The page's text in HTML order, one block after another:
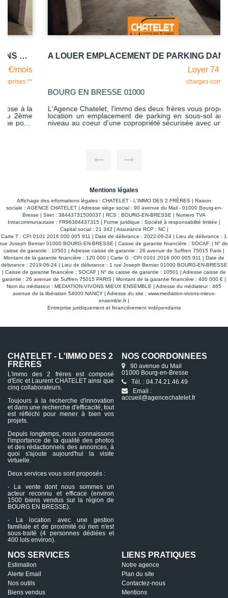
A LOUER EMPLACEMENT DE PARKING DANS SOUS SOL COPROPRIETE SECURISEE
Loyer 74 €/mois
charges comprises **
BOURG EN BRESSE 01000
L'Agence Chatelet, l'immo des deux frères vous propose à la
location un emplacement de parking en sous-sol au 2ème
niveau au coeur d'une copropriété sécurisée avec une porte
A LOUER EMPLACEMENT DE PARKING DANS SOUS SOL COPROPRIETE SECURISEE
Loyer 74 €/mois
BOURG EN BRESSE 01000
niveau au coeur d'une copropriété sécurisée avec une porte
automatique idéalement située à deux pas du centre-ville, au
28 rue de la Grenouillère à Bourg-en-Bresse. Libre de suite.
Mentions légales
Affichage des informations légales : CHATELET - L'IMMO DES 2 FRÈRES | Raison
sociale : AGENCE CHATELET | Adresse siège social : 90 avenue du Mail - 01000 Bourg-en-
Bresse | Siret : 38443731500037 | RCS : BOURG-EN-BRESSE | Numero TVA
Intracommunautaire : FR96384437315 | Forme juridique : Société à responsabilité limitée |
Capital social : 21 342 | Assurance RCP : NC |
Carte T : CPI 0101 2016 000 005 911 | Date de délivrance : 2022-06-24 | Lieu de délivrance : 1
rue Joseph Bernier 01000 BOURG-EN-BRESSE | Caisse de garantie financière : SOCAF. | N° de
caisse de garantie : 10501 | Adresse caisse de garantie : 26 avenue de Suffren 75015 Paris |
Montant de la garantie financière : 120 000 | Carte G : CPI 0101 2016 000 005 911 | Date de
délivrance : 2019-06-24 | Lieu de délivrance : 1 rue Joseph Bernier 01000 BOURG-EN-BRESSE
| Caisse de garantie financière : SOCAF | N° de caisse de garantie : 10501 | Adresse caisse de
garantie : 26 avenue de Suffren 75015 PARIS | Montant de la garantie financière : 400 000 € |
Nom du médiateur : MEDIATION-VIVONS MIEUX ENSEMBLE | Adresse du médiateur : 465
avenue de la libération 54000 NANCY | Adresse du site : www.mediation-vivons-mieux-
ensemble.fr|
Entreprise juridiquement et financièrement indépendante
CHATELET - L'IMMO DES 2
FRÈRES
L'immo des 2 frères est composé
d'Eric et Laurent CHATELET ainsi que
cinq collaborateurs.
Toujours à la recherche d'innovation
et dans une recherche d'efficacité, tout
est réfléchi pour mener à bien vos
projets.
Depuis longtemps, nous connaissons
l'importance de la qualité des photos
et des rédactionnels des annonces, à
quoi s'ajoute aujourd'hui la visite
virtuelle.
Deux services vous sont proposés :
- La vente dont nous sommes un
acteur reconnu et efficace (environ
1500 biens vendus sur la région de
BOURG EN BRESSE).
- La location avec une gestion
familiale et de proximité où rien n'est
sous-traité (4 personnes dédiées et
400 lots environ).
NOS COORDONNÉES
90 avenue du Mail
01000 Bourg-en-Bresse
Tél. : 04.74.21.46.49
Email :
accueil@agencechatelet.fr
NOS SERVICES
Estimation
Alerte Email
Nos outils
Biens vendus
LIENS PRATIQUES
Notre agence
Plan du site
Contactez-nous
Mentions